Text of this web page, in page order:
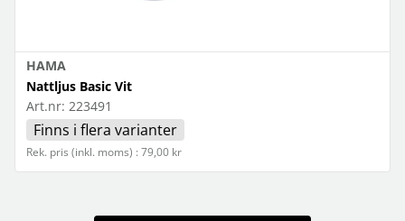
HAMA
Nattljus Basic Vit
Art.nr: 223491
Finns i flera varianter
Rek. pris (inkl. moms) : 79,00 kr